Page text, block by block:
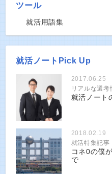
ツール
就活用語集
就活ノートPick Up
2017.06.25
リアルな選
就活ノート
2018.02.19
就活特集記事
コネ0の僕
で